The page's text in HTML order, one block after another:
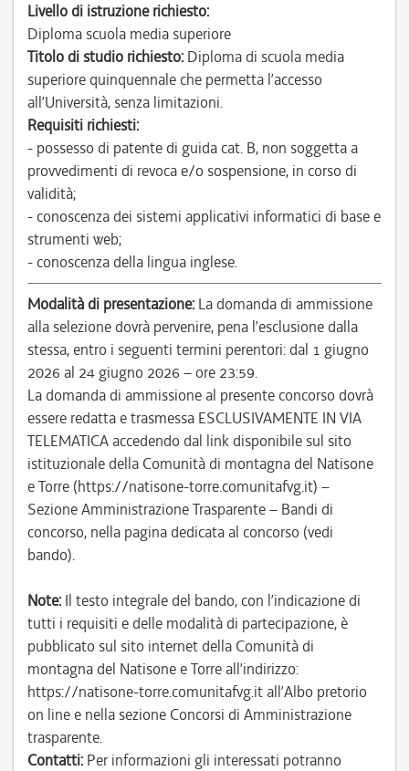
Livello di istruzione richiesto:
Diploma scuola media superiore
Titolo di studio richiesto: Diploma di scuola media
superiore quinquennale che permetta l’accesso
all’Università, senza limitazioni.
Requisiti richiesti:
- possesso di patente di guida cat. B, non soggetta a
provvedimenti di revoca e/o sospensione, in corso di
validità;
- conoscenza dei sistemi applicativi informatici di base e
strumenti web;
- conoscenza della lingua inglese.
Modalità di presentazione: La domanda di ammissione
alla selezione dovrà pervenire, pena l’esclusione dalla
stessa, entro i seguenti termini perentori: dal 1 giugno
2026 al 24 giugno 2026 – ore 23:59.
La domanda di ammissione al presente concorso dovrà
essere redatta e trasmessa ESCLUSIVAMENTE IN VIA
TELEMATICA accedendo dal link disponibile sul sito
istituzionale della Comunità di montagna del Natisone
e Torre (https://natisone-torre.comunitafvg.it) –
Sezione Amministrazione Trasparente – Bandi di
concorso, nella pagina dedicata al concorso (vedi
bando).
Note: Il testo integrale del bando, con l’indicazione di
tutti i requisiti e delle modalità di partecipazione, è
pubblicato sul sito internet della Comunità di
montagna del Natisone e Torre all’indirizzo:
https://natisone-torre.comunitafvg.it all’Albo pretorio
on line e nella sezione Concorsi di Amministrazione
trasparente.
Contatti: Per informazioni gli interessati potranno